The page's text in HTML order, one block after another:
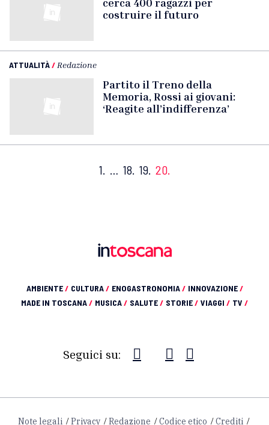
costruire il futuro
ATTUALITÀ/ Redazione
Partito il Treno della
Memoria, Rossi ai giovani:
‘Reagite all’indifferenza’
1. … 18. 19. 20.
AMBIENTE/ CULTURA/ ENOGASTRONOMIA/ INNOVAZIONE/
MADE IN TOSCANA/ MUSICA/ SALUTE/ STORIE/ VIAGGI / TV /
Seguici su:
Note legali Privacy Redazione Codice etico Crediti